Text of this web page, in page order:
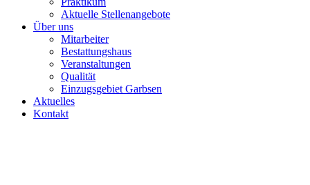
Aktuelle Stellenangebote
Über uns
Mitarbeiter
Bestattungshaus
Veranstaltungen
Qualität
Einzugsgebiet Garbsen
Aktuelles
Kontakt